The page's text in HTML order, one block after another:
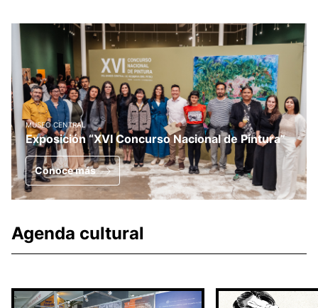
MUSEO CENTRAL
Exposición “XVI Concurso Nacional de Pintura”
Conoce más
Agenda cultural